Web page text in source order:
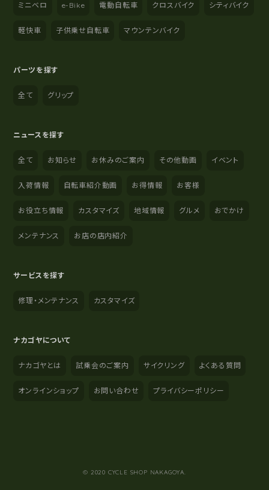
ミニベロ e-Bike 電動自転車 クロスバイク シティバイク
軽快車 子供乗せ自転車 マウンテンバイク
パーツを探す
全て グリップ
ニュースを探す
全て お知らせ お休みのご案内 その他動画 イベント
入荷情報 自転車紹介動画 お得情報 お客様
お役立ち情報 カスタマイズ 地域情報 グルメ おでかけ
メンテナンス お店の店内紹介
サービスを探す
修理・メンテナンス カスタマイズ
ナカゴヤについて
ナカゴヤとは 試乗会のご案内 サイクリング よくある質問
オンラインショップ お問い合わせ プライバシーポリシー
© 2020 CYCLE SHOP NAKAGOYA.